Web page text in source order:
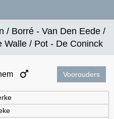
/ Borré - Van Den Eede /
Walle / Pot - De Coninck
Voorouders